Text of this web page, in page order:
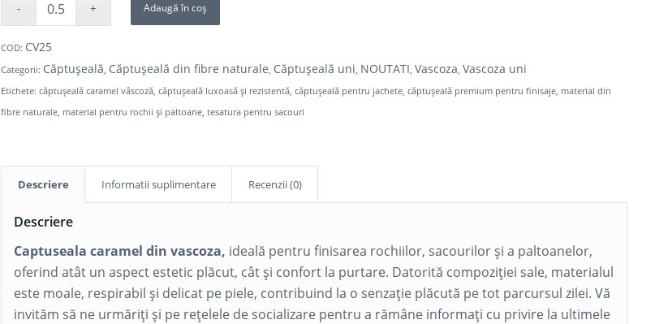
Adaugă în coș
COD: CV25
Categorii: Căptușeală, Căptușeală din fibre naturale, Căptușeală uni, NOUTATI,Vascoza,Vascoza uni
Etichete:căptușeală caramel vâscoză,căptușeală luxoasă și rezistentă,căptușeală pentru jachete,căptușeală premium pentru finisaje, material din
fibre naturale, material pentru rochii și paltoane,tesatura pentru sacouri
Descriere Informatii suplimentare Recenzii (0)
Descriere
Captuseala caramel din vascoza, ideală pentru finisarea rochiilor, sacourilor și a paltoanelor,
oferind atât un aspect estetic plăcut, cât și confort la purtare. Datorită compoziției sale, materialul
este moale, respirabil și delicat pe piele, contribuind la o senzație plăcută pe tot parcursul zilei. Vă
invităm să ne urmăriți și pe rețelele de socializare pentru a rămâne informați cu privire la ultimele